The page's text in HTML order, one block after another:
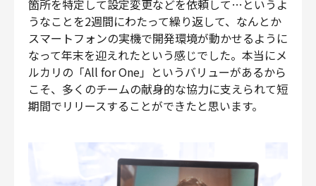
箇所を特定して設定変更などを依頼して…というよ
うなことを2週間にわたって繰り返して、なんとか
スマートフォンの実機で開発環境が動かせるように
なって年末を迎えれたという感じでした。本当にメ
ルカリの「All for One」というバリューがあるから
こそ、多くのチームの献身的な協力に支えられて短
期間でリリースすることができたと思います。